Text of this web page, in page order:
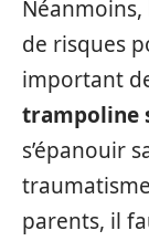
de risques
important
trampoline
s’épanouir
parents, il